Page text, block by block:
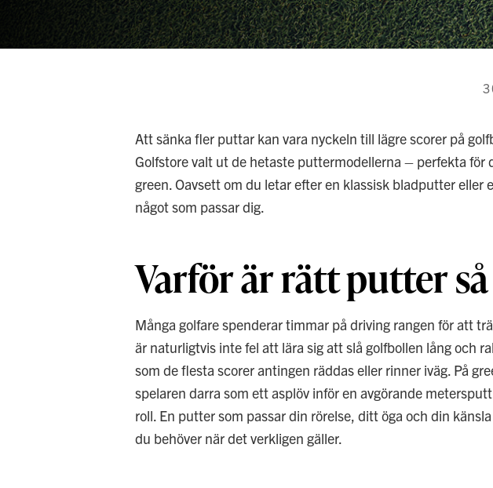
Att sänka fler puttar kan vara nyckeln till lägre scorer på
Golfstore valt ut de hetaste puttermodellerna – perfekta för
green. Oavsett om du letar efter en klassisk bladputter eller
något som passar dig.
Varför är rätt putter
Många golfare spenderar timmar på driving rangen för att
är naturligtvis inte fel att lära sig att slå golfbollen lång och
som de flesta scorer antingen räddas eller rinner iväg. På
spelaren darra som ett asplöv inför en avgörande
roll. En putter som passar din rörelse, ditt öga och din
du behöver när det verkligen gäller.